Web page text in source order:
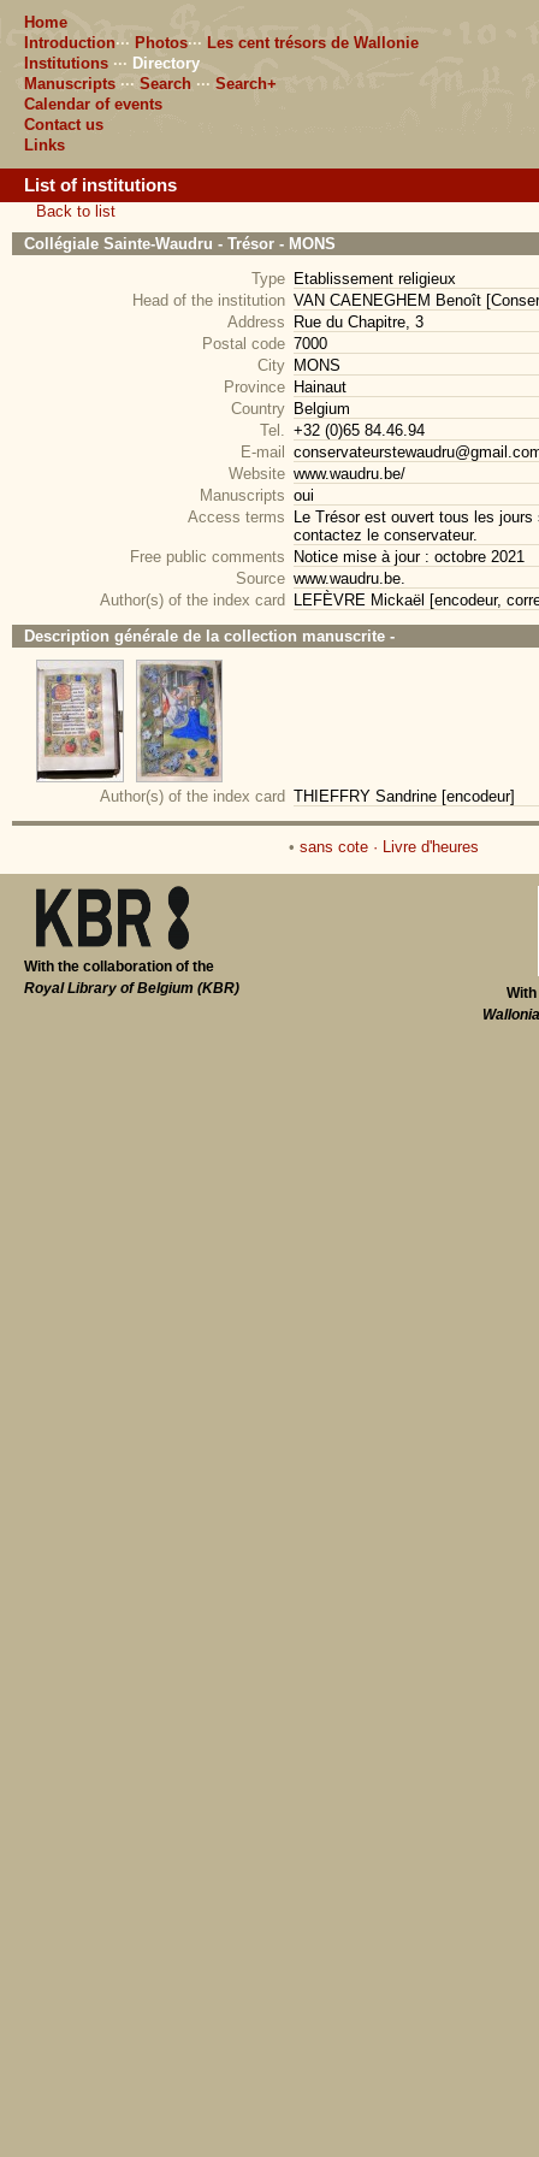
Home
Introduction··· Photos··· Les cent trésors de Wallonie
Institutions ··· Directory
Manuscripts ··· Search ··· Search+
Calendar of events
Contact us
Links
List of institutions
Back to list
Collégiale Sainte-Waudru - Trésor - MONS
Type Etablissement religieux
Head of the institution VAN CAENEGHEM Benoît
Address
Rue du Chapitre, 3
Postal code 7000
City MONS
Province Hainaut
Country Belgium
Tel. +32 (0)65 84.46.94
E-mail
Website www.waudru.be/
Manuscripts oui
Access terms
Le Trésor est ouvert tous les
contactez le conservateur.
Free public comments
Notice mise à jour : octobre 2021
Source www.waudru.be.
Author(s) of the index card
LEFÈVRE Mickaël [encodeur,
Description générale de la collection manuscrite -
Author(s) of the index card THIEFFRY Sandrine [encodeur]
• sans cote · Livre d'heures
With the collaboration of the
Royal Library of Belgium (KBR)